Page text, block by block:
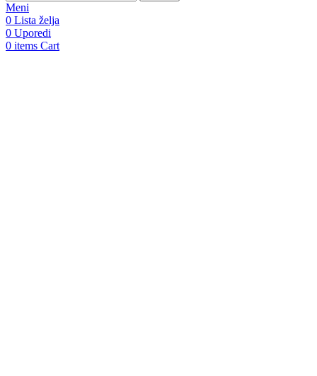
Meni
0 Lista želja
0 Uporedi
0 items Cart